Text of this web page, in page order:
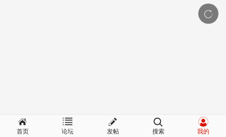
首页 论坛 发帖 搜索 我的